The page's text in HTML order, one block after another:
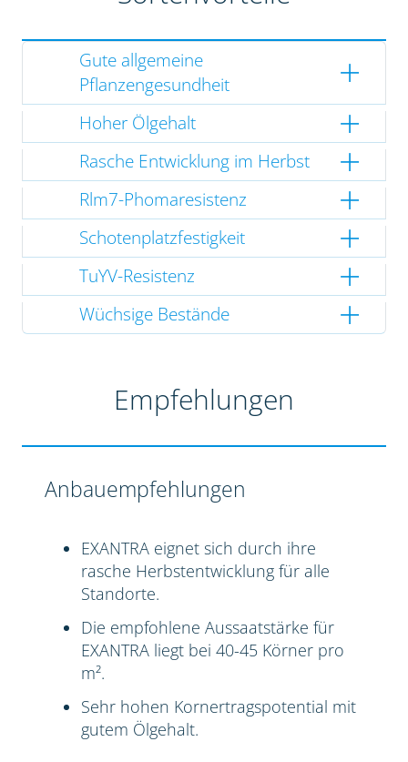
Gute allgemeine
Pflanzengesundheit
Hoher Ölgehalt
Rasche Entwicklung im Herbst
Rlm7-Phomaresistenz
Schotenplatzfestigkeit
TuYV-Resistenz
Wüchsige Bestände
Empfehlungen
Anbauempfehlungen
EXANTRA eignet sich durch ihre
rasche Herbstentwicklung für alle
Standorte.
Die empfohlene Aussaatstärke für
EXANTRA liegt bei 40-45 Körner pro
m².
Sehr hohen Kornertragspotential mit
gutem Ölgehalt.